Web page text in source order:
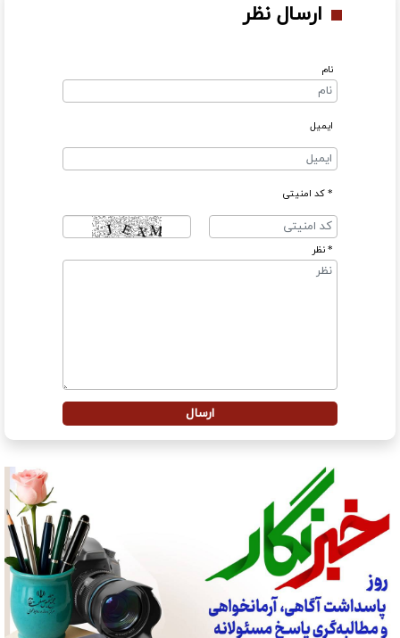
ارسال نظر
نام
ایمیل
* کد امنیتی
* نظر